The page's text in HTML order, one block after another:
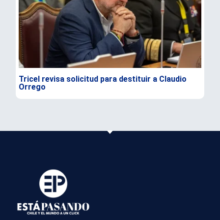
Tricel revisa solicitud para destituir a Claudio
Orrego